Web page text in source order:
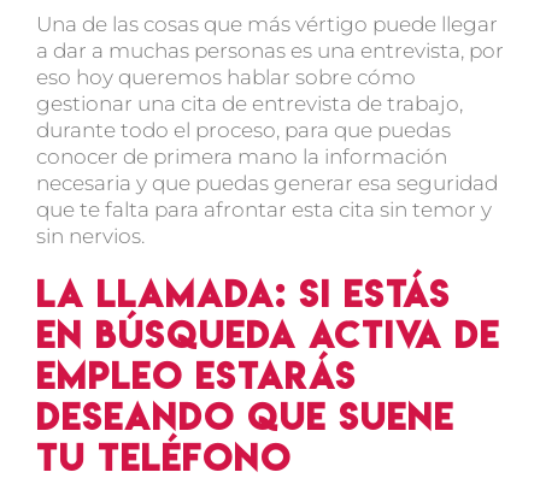
Una de las cosas que más vértigo puede llegar
a dar a muchas personas es una entrevista, por
eso hoy queremos hablar sobre cómo
gestionar una cita de entrevista de trabajo,
durante todo el proceso, para que puedas
conocer de primera mano la información
necesaria y que puedas generar esa seguridad
que te falta para afrontar esta cita sin temor y
sin nervios.
La llamada: Si estás
en búsqueda activa de
empleo estarás
deseando que suene
tu teléfono